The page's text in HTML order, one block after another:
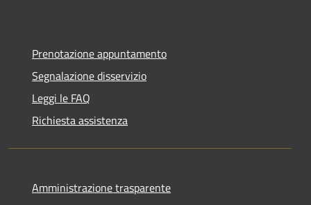
Prenotazione appuntamento
Segnalazione disservizio
Leggi le FAQ
Richiesta assistenza
Amministrazione trasparente